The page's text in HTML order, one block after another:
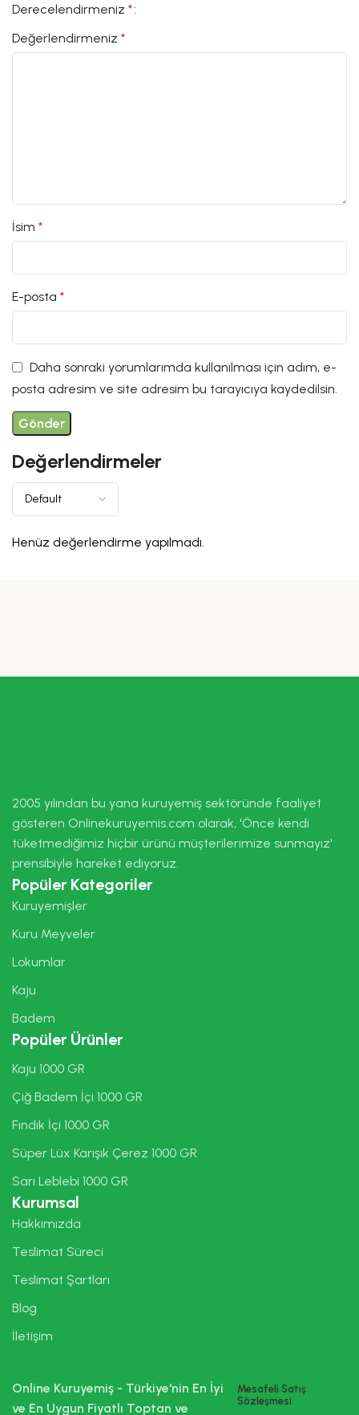
Değerlendirmeler
Henüz değerlendirme yapılmadı.
Derecelendirmeniz*
Değerlendirmeniz*
İsim*
E-posta*
Daha sonraki yorumlarımda kullanılması için adım, e-
posta adresim ve site adresim bu tarayıcıya kaydedilsin.
2005 yılından bu yana kuruyemiş sektöründe faaliyet
gösteren Onlinekuruyemis.com olarak, 'Önce kendi
tüketmediğimiz hiçbir ürünü müşterilerimize sunmayız'
prensibiyle hareket ediyoruz.
Popüler Kategoriler
Kuruyemişler
Kuru Meyveler
Lokumlar
Kaju
Badem
Popüler Ürünler
Kaju 1000 GR
Çiğ Badem İçi 1000 GR
Fındık İçi 1000 GR
Süper Lüx Karışık Çerez 1000 GR
Sarı Leblebi 1000 GR
Kurumsal
Hakkımızda
Teslimat Süreci
Teslimat Şartları
Blog
İletişim
Online Kuruyemiş - Türkiye'nin En İyi
ve En Uygun Fiyatlı Toptan ve
Mesafeli Satış
Sözleşmesi